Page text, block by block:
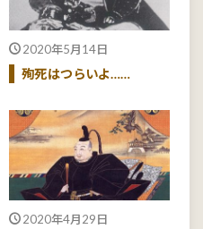
2020年5月14日
殉死はつらいよ……
2020年4月29日